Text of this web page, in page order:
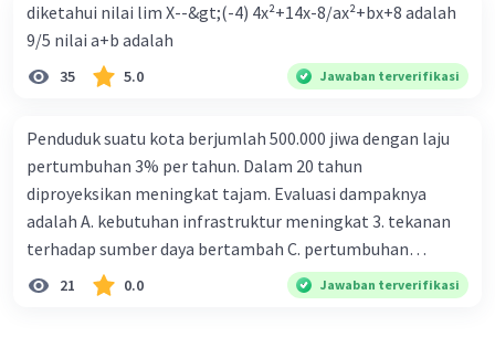
diketahui nilai lim X--&gt;(-4) 4x²+14x-8/ax²+bx+8 adalah
9/5 nilai a+b adalah
35 5.0 Jawaban terverifikasi
Penduduk suatu kota berjumlah 500.000 jiwa dengan laju
pertumbuhan 3% per tahun. Dalam 20 tahun
diproyeksikan meningkat tajam. Evaluasi dampaknya
adalah A. kebutuhan infrastruktur meningkat 3. tekanan
terhadap sumber daya bertambah C. pertumbuhan
eksponensial berdampak jangka panjang D. tidak
memengaruhi tata ruang E. proyeksi penduduk penting
21 0.0 Jawaban terverifikasi